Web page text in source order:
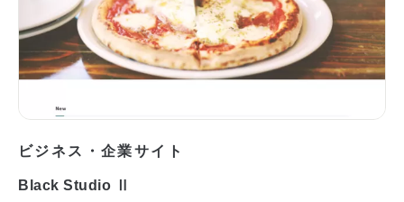
ビジネス・企業サイト
Black Studio Ⅱ